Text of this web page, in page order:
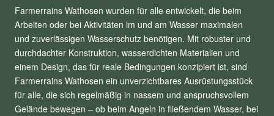
Farmerrains Wathosen wurden für alle entwickelt, die beim
Arbeiten oder bei Aktivitäten im und am Wasser maximalen
und zuverlässigen Wasserschutz benötigen. Mit robuster und
durchdachter Konstruktion, wasserdichten Materialien und
einem Design, das für reale Bedingungen konzipiert ist, sind
Farmerrains Wathosen ein unverzichtbares Ausrüstungsstück
für alle, die sich regelmäßig in nassem und anspruchsvollem
Gelände bewegen – ob beim Angeln in fließendem Wasser, bei